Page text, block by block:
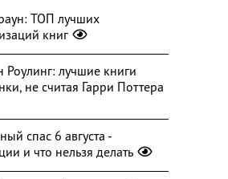
ТОП лучших
книг
лучшие книги
не считая Гарри Поттера
спас 6 августа -
и что нельзя делать